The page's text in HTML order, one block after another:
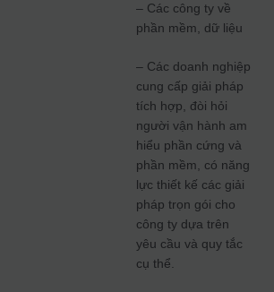
– Các công ty về
phần mềm, dữ liệu
– Các doanh nghiệp
cung cấp giải pháp
tích hợp, đòi hỏi
người vận hành am
hiểu phần cứng và
phần mềm, có năng
lực thiết kế các giải
pháp trọn gói cho
công ty dựa trên
yêu cầu và quy tắc
cụ thể.